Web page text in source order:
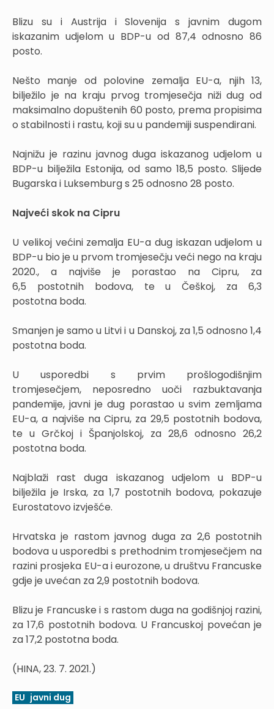
Blizu su i Austrija i Slovenija s javnim dugom
iskazanim udjelom u BDP-u od 87,4 odnosno 86
posto.
Nešto manje od polovine zemalja EU-a, njih 13,
bilježilo je na kraju prvog tromjesečja niži dug od
maksimalno dopuštenih 60 posto, prema propisima
o stabilnosti i rastu, koji su u pandemiji suspendirani.
Najnižu je razinu javnog duga iskazanog udjelom u
BDP-u bilježila Estonija, od samo 18,5 posto. Slijede
Bugarska i Luksemburg s 25 odnosno 28 posto.
Najveći skok na Cipru
U velikoj većini zemalja EU-a dug iskazan udjelom u
BDP-u bio je u prvom tromjesečju veći nego na kraju
2020., a najviše je porastao na Cipru, za
6,5
postotnih bodova, te u Češkoj, za 6,3
postotna boda.
Smanjen je samo u Litvi i u Danskoj, za 1,5 odnosno 1,4
postotna boda.
U usporedbi s prvim prošlogodišnjim
tromjesečjem, neposredno uoči razbuktavanja
pandemije, javni je dug porastao u svim zemljama
EU-a, a najviše na Cipru, za 29,5 postotnih bodova,
te u Grčkoj i Španjolskoj, za 28,6 odnosno 26,2
postotna boda.
Najblaži rast duga iskazanog udjelom u BDP-u
bilježila je Irska, za 1,7 postotnih bodova, pokazuje
Eurostatovo izvješće.
Hrvatska je rastom javnog duga za 2,6 postotnih
bodova u usporedbi s prethodnim tromjesečjem na
razini prosjeka EU-a i eurozone, u društvu Francuske
gdje je uvećan za 2,9 postotnih bodova.
Blizu je Francuske i s rastom duga na godišnjoj razini,
za 17,6 postotnih bodova. U Francuskoj povećan je
za 17,2 postotna boda.
(HINA, 23. 7. 2021.)
EU javni dug